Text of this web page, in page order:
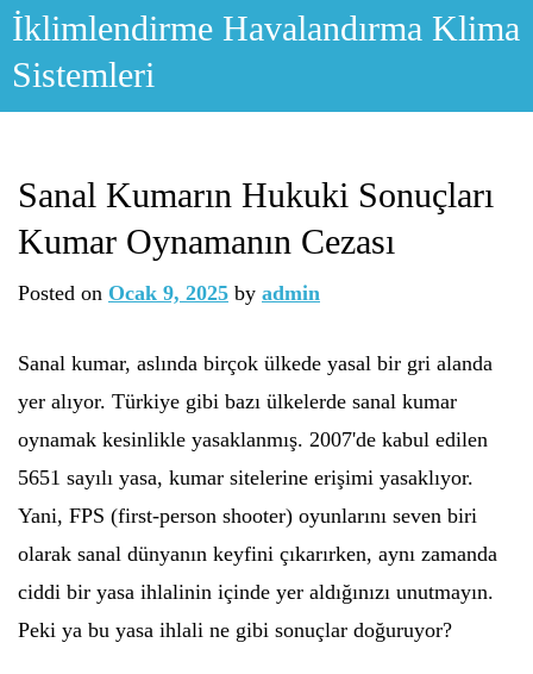
Skip
content
İklimlendirme Havalandırma Klima
Sistemleri
Sanal Kumarın Hukuki Sonuçları
Kumar Oynamanın Cezası
Posted on Ocak 9, 2025 by admin
Sanal kumar, aslında birçok ülkede yasal bir gri alanda
yer alıyor. Türkiye gibi bazı ülkelerde sanal kumar
oynamak kesinlikle yasaklanmış. 2007'de kabul edilen
5651 sayılı yasa, kumar sitelerine erişimi yasaklıyor.
Yani, FPS (first-person shooter) oyunlarını seven biri
olarak sanal dünyanın keyfini çıkarırken, aynı zamanda
ciddi bir yasa ihlalinin içinde yer aldığınızı unutmayın.
Peki ya bu yasa ihlali ne gibi sonuçlar doğuruyor?